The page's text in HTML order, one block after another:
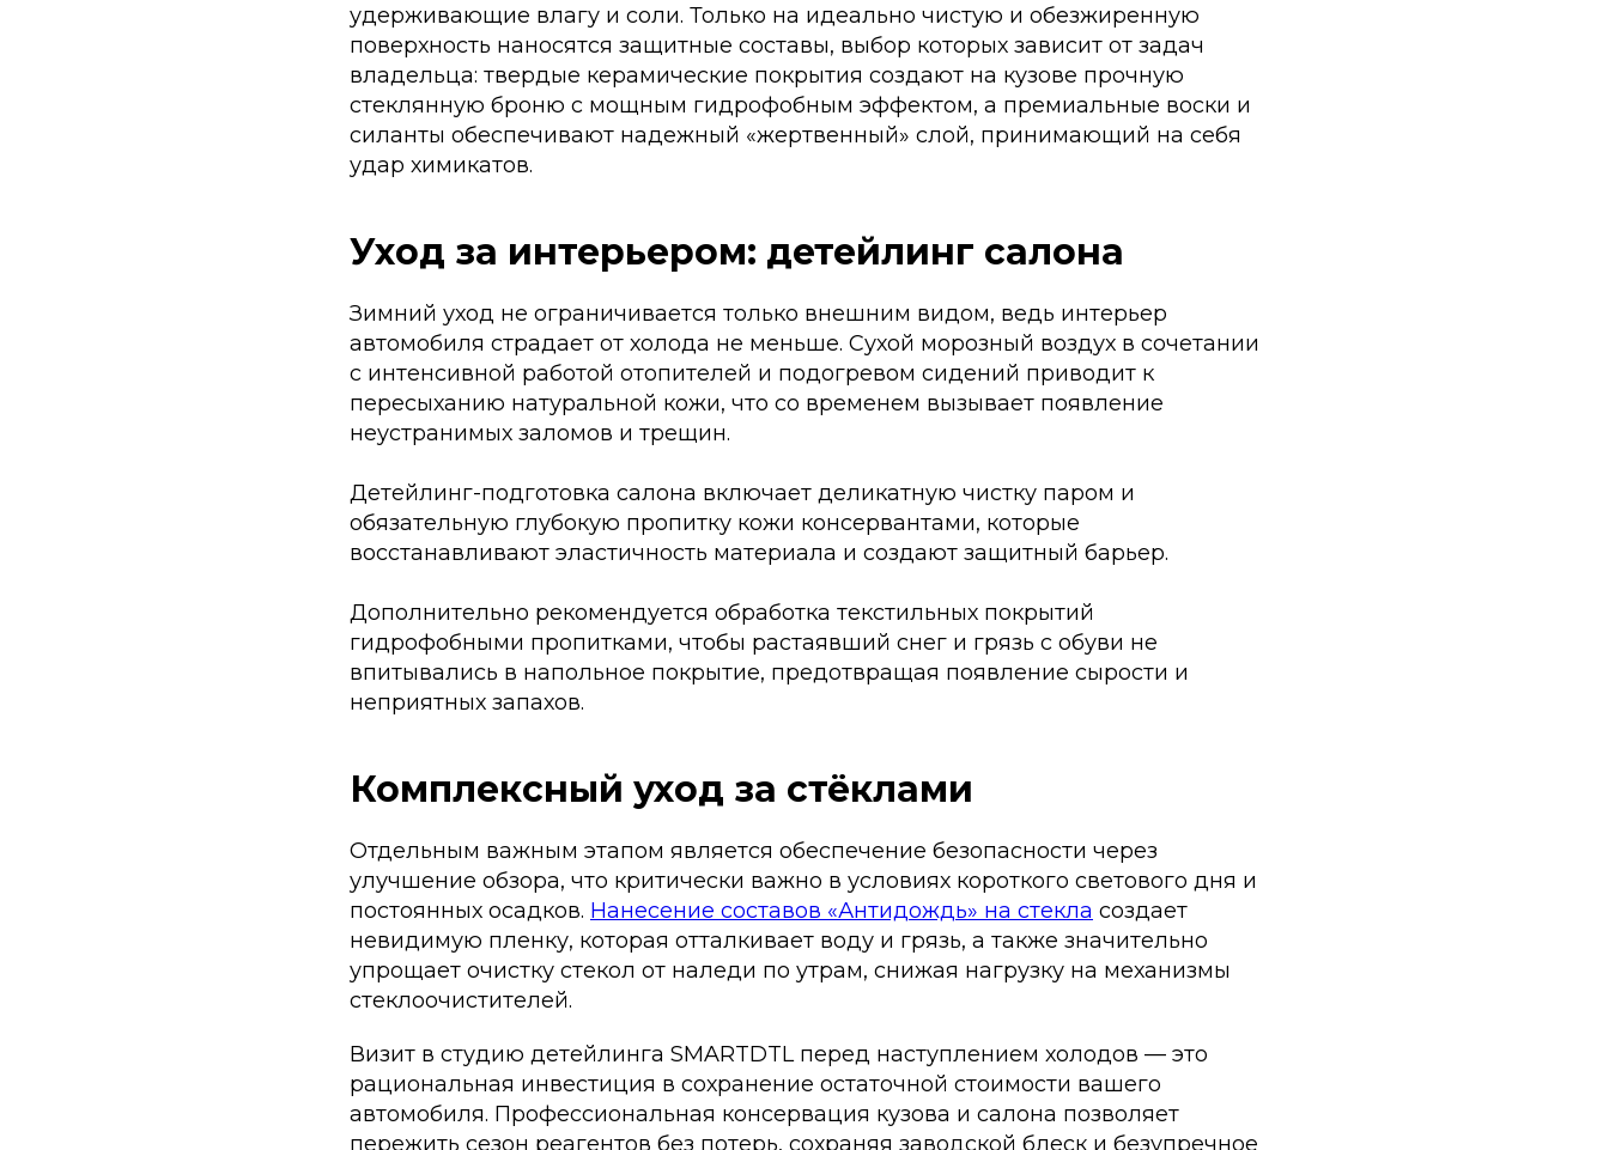
удерживающие влагу и соли. Только на идеально чистую и обезжиренную
поверхность наносятся защитные составы, выбор которых зависит от задач
владельца: твердые керамические покрытия создают на кузове прочную
стеклянную броню с мощным гидрофобным эффектом, а премиальные воски и
силанты обеспечивают надежный «жертвенный» слой, принимающий на себя
удар химикатов.
Уход за интерьером: детейлинг салона
Зимний уход не ограничивается только внешним видом, ведь интерьер
автомобиля страдает от холода не меньше. Сухой морозный воздух в сочетании
с интенсивной работой отопителей и подогревом сидений приводит к
пересыханию натуральной кожи, что со временем вызывает появление
неустранимых заломов и трещин.
Детейлинг-подготовка салона включает деликатную чистку паром и
обязательную глубокую пропитку кожи консервантами, которые
восстанавливают эластичность материала и создают защитный барьер.
Дополнительно рекомендуется обработка текстильных покрытий
гидрофобными пропитками, чтобы растаявший снег и грязь с обуви не
впитывались в напольное покрытие, предотвращая появление сырости и
неприятных запахов.
Комплексный уход за стёклами
Отдельным важным этапом является обеспечение безопасности через
улучшение обзора, что критически важно в условиях короткого светового дня и
постоянных осадков. Нанесение составов «Антидождь» на стекла создает
невидимую пленку, которая отталкивает воду и грязь, а также значительно
упрощает очистку стекол от наледи по утрам, снижая нагрузку на механизмы
стеклоочистителей.
Визит в студию детейлинга SMARTDTL перед наступлением холодов — это
рациональная инвестиция в сохранение остаточной стоимости вашего
автомобиля. Профессиональная консервация кузова и салона позволяет
пережить сезон реагентов без потерь, сохраняя заводской блеск и безупречное